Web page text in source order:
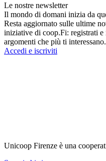
Le nostre newsletter
Il mondo di domani inizia da
Resta aggiornato sulle ultime
iniziative di coop.Fi: registrati
argomenti che più ti interessano.
Accedi e iscriviti
Unicoop Firenze è una